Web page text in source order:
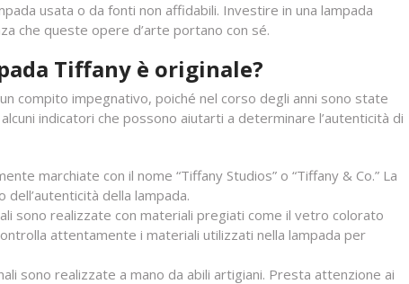
usata o da fonti non affidabili. Investire in una lampada
che queste opere d’arte portano con sé.
Tiffany è originale?
compito impegnativo, poiché nel corso degli anni sono state
indicatori che possono aiutarti a determinare l’autenticità di
marchiate con il nome “Tiffany Studios” o “Tiffany & Co.” La
della lampada.
sono realizzate con materiali pregiati come il vetro colorato
attentamente i materiali utilizzati nella lampada per
sono realizzate a mano da abili artigiani. Presta attenzione ai